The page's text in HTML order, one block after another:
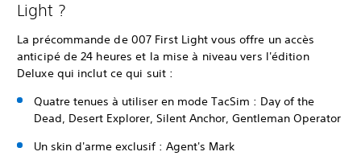
Light ?
La précommande de 007 First Light vous offre un accès
anticipé de 24 heures et la mise à niveau vers l'édition
Deluxe qui inclut ce qui suit :
Quatre tenues à utiliser en mode TacSim : Day of the
Dead, Desert Explorer, Silent Anchor, Gentleman Operator
Un skin d'arme exclusif : Agent's Mark